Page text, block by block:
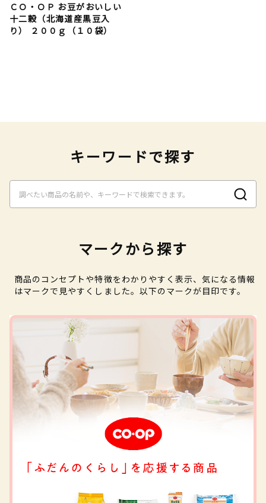
ＣＯ・ＯＰ お豆がおいしい
十二穀（北海道産黒豆入
り） ２００ｇ（１０袋）
キーワードで探す
マークから探す
商品のコンセプトや特徴をわかりやすく表示、気になる情報
はマークで見やすくしました。以下のマークが目印です。